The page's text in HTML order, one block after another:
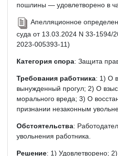
пошлины — удовлетворено в
Апелляционное
суда от 13.03.2024 N 33-1594/
2023-005393-11)
Категория спора: Защита
Требования работника: 1) О
вынужденный прогул; 2) О
морального вреда; 3) О
признании незаконным
Обстоятельства:
увольнения работника.
Решение: 1) Удовлетворено;